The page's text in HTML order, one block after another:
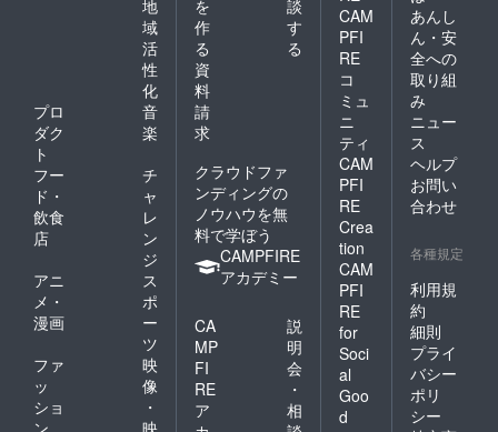
地
域
活
性
化
プロ
ダク
ト
音
楽
フー
ド・
飲食
店
チ
ャ
レ
ン
ジ
アニ
メ・
漫画
ス
ポ
ー
ツ
ファ
ッ
ショ
ン
映
像
・
映
を
作
る
談
す
る
資
料
請
求
クラウドファ
ンディングの
ノウハウを無
料で学ぼう
CAMPFIRE
アカデミー
CA
MP
FI
RE
ア
説
明
会
・
相
CAM
PFI
RE
コ
ミュ
ニ
ティ
CAM
PFI
RE
Crea
tion
CAM
PFI
RE
for
Soci
al
Goo
d
あんし
ん・安
全への
取り組
み
ニュー
ス
ヘルプ
お問い
合わせ
各種規定
利用規
約
細則
プライ
バシー
ポリ
シー